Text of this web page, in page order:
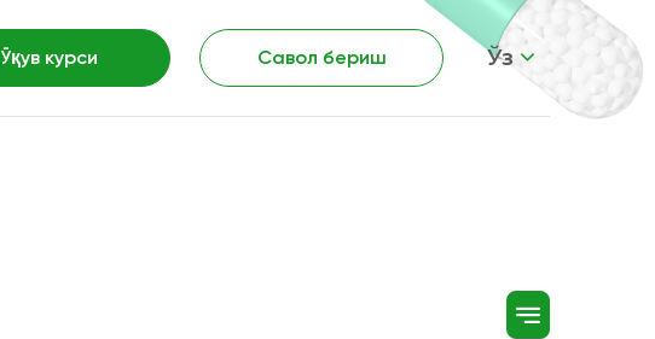
Ўқув курси Савол бериш Ўз